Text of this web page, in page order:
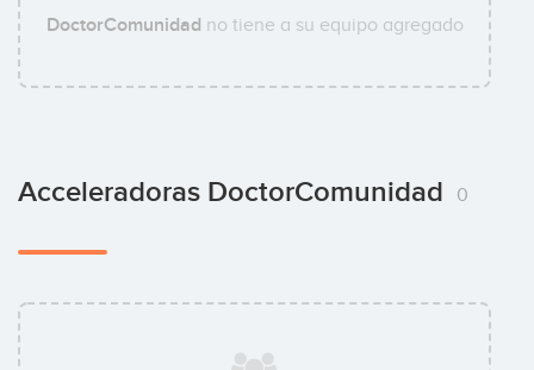
DoctorComunidad no tiene a su equipo agregado
Acceleradoras DoctorComunidad 0